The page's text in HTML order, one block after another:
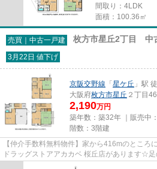
間取り：4LDK
面積：100.36㎡
売買｜中古一戸建 枚方市星丘2丁目 中
3月22日 値下げ
京阪交野線 「 星ケ丘 」駅
大阪府枚方市星丘 ２丁目
2,190万円
築年数：築32年 ｜販売中：
階数：3階建
【仲介手数料無料物件】家から416mのところ
ドラッグストアアカカベ 桜丘店があります☆
ある物件はこちらです☆こちらの...